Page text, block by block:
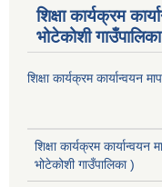
शिक्षा कार्यक्रम
भोटेकोशी
शिक्षा कार्यक्रम कार्यान्वयन
शिक्षा कार्यक्रम
भोटेकोशी गाउँपालिका )